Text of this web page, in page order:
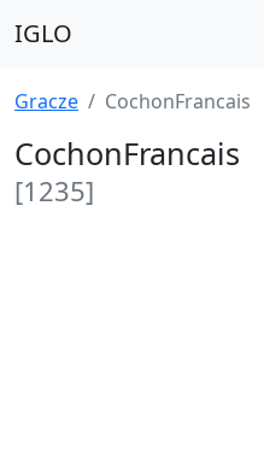
IGLO
Gracze CochonFrancais
CochonFrancais
[1235]